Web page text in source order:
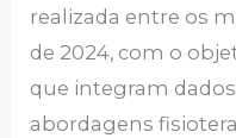
realizada entre os
de 2024, com o
que integram
abordagens